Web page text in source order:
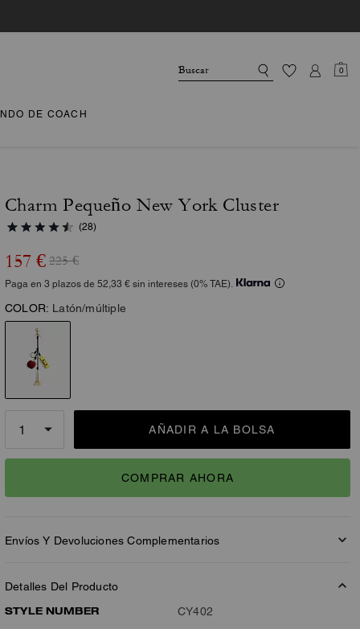
0
DE COACH
Charm Pequeño New York Cluster
(28)
157 € 225 €
Paga en 3 plazos de 52,33 € sin intereses (0% TAE).
COLOR: Latón/múltiple
AÑADIR A LA BOLSA
COMPRAR AHORA
Envíos Y Devoluciones Complementarios
Detalles Del Producto
STYLE NUMBER
CY402